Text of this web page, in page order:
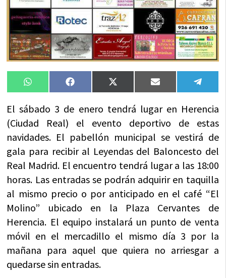
Compartir
en
WhatsAppCompartir
en
FacebookCompartir
en
X
(Twitter)
Compartir
en
Email
en
El sábado 3 de enero tendrá lugar en Herencia
(Ciudad Real) el evento deportivo de estas
navidades. El pabellón municipal se vestirá de
gala para recibir al Leyendas del Baloncesto del
Real Madrid. El encuentro tendrá lugar a las 18:00
horas. Las entradas se podrán adquirir en taquilla
al mismo precio o por anticipado en el café “El
Molino” ubicado en la Plaza Cervantes de
Herencia. El equipo instalará un punto de venta
móvil en el mercadillo el mismo día 3 por la
mañana para aquel que quiera no arriesgar a
quedarse sin entradas.